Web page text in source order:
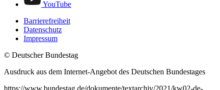
YouTube
Barrierefreiheit
Datenschutz
Impressum
© Deutscher Bundestag
Ausdruck aus dem Internet-Angebot des Deutschen Bundestages